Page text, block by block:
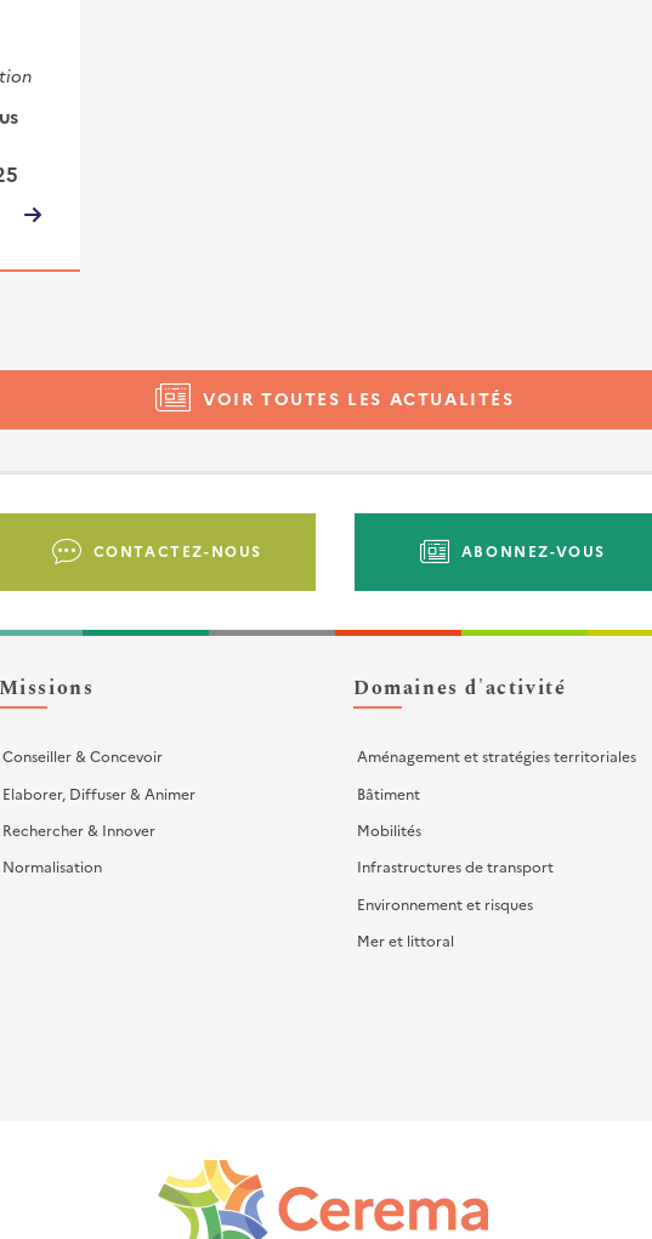
VOIR TOUTES LES ACTUALITÉS
CONTACTEZ-NOUS ABONNEZ-VOUS
Missions
Conseiller & Concevoir
Elaborer, Diffuser & Animer
Rechercher & Innover
Normalisation
Domaines d'activité
Aménagement et stratégies territoriales
Bâtiment
Mobilités
Infrastructures de transport
Environnement et risques
Mer et littoral